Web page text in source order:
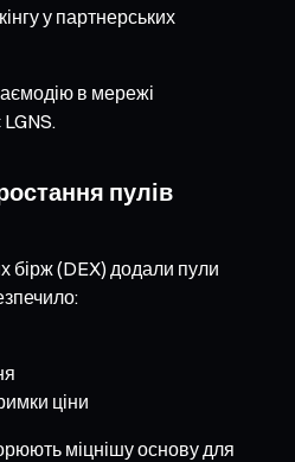
у партнерських
в мережі
пулів
бірж (DEX) додали пули
ціни
міцнішу основу для